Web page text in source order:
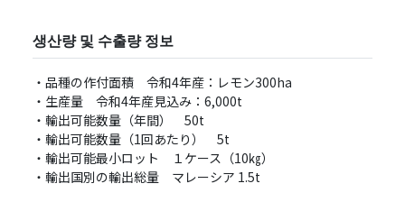
생산량 및 수출량 정보
・品種の作付面積 令和4年産：レモン300ha
・生産量 令和4年産⾒込み：6,000t
・輸出可能数量（年間） 50t
・輸出可能数量（1回あたり） 5t
・輸出可能最小ロット １ケース（10㎏）
・輸出国別の輸出総量 マレーシア 1.5t